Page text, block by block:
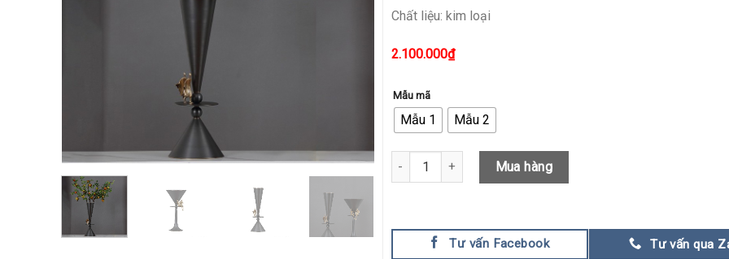
Chất liệu: kim loại
2.100.000₫
Mẫu mã
Mẫu 1 Mẫu 2
Mẫu bình hoa nghệ thuật trang trí kệ tủ CD993 quantity
Mua hàng
Tư vấn Facebook Tư vấn qua